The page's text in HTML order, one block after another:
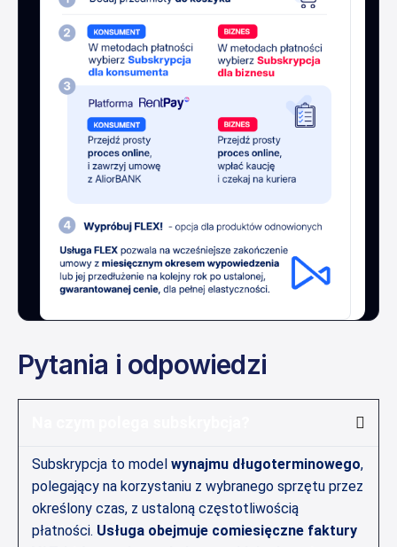
Pytania i odpowiedzi
Subskrypcja to model wynajmu długoterminowego,
polegający na korzystaniu z wybranego sprzętu przez
określony czas, z ustaloną częstotliwością
płatności. Usługa obejmuje comiesięczne faktury